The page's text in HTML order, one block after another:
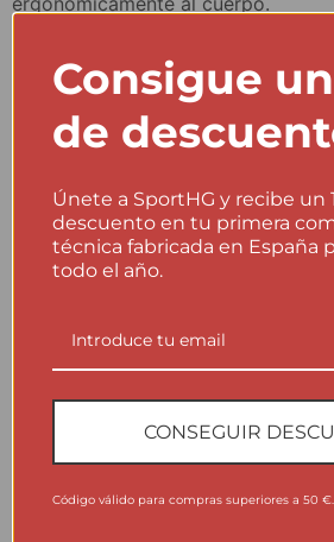
• Termorregulación inteligente, se
condición atmosférica cambiante.
• Sin rozaduras ni irritaciones.
antibacteriana, antialérgica y
TAMAÑO Y AJUSTE
• Ajuste ergonómico al cuerpo.
MATERIALES Y CUIDADO
• Lavar a máquina a menos de 40ºC.
usar suavizante.
España.
Consigue un
de
Únete a SportHG y recibe un
descuento en tu primera
técnica fabricada en España
todo el año.
CONSEGUIR
Código válido para compras superiores a 50 €.